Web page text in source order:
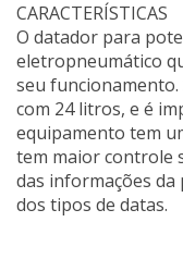
CARACTERÍSTICAS
O datador para
eletropneumático
seu
com 24 litros, e é
equipamento tem
tem maior controle
das informações da
dos tipos de datas.